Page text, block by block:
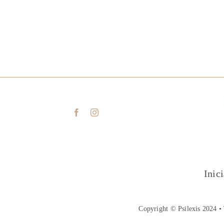
Copyright © Psilexis 2024 •